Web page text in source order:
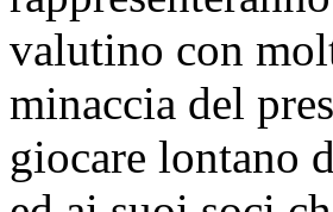
valutino con
minaccia del
giocare lontano